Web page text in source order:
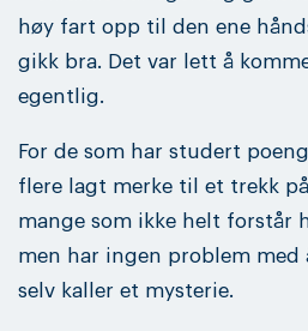
høy fart opp til den ene
gikk bra. Det var lett å
egentlig.
For de som har studert
flere lagt merke til et trekk
mange som ikke helt forstår
men har ingen problem med
selv kaller et mysterie.